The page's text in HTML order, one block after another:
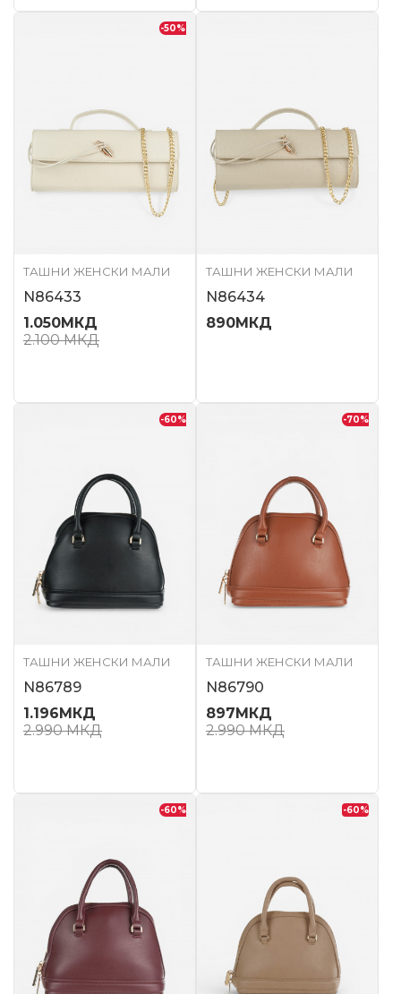
-50%
ТАШНИ ЖЕНСКИ МАЛИ
N86433
1.050МКД
2.100МКД
ТАШНИ ЖЕНСКИ МАЛИ
N86434
890МКД
-60%
ТАШНИ ЖЕНСКИ МАЛИ
N86789
1.196МКД
2.990МКД
-70%
ТАШНИ ЖЕНСКИ МАЛИ
N86790
897МКД
2.990МКД
-60% -60%